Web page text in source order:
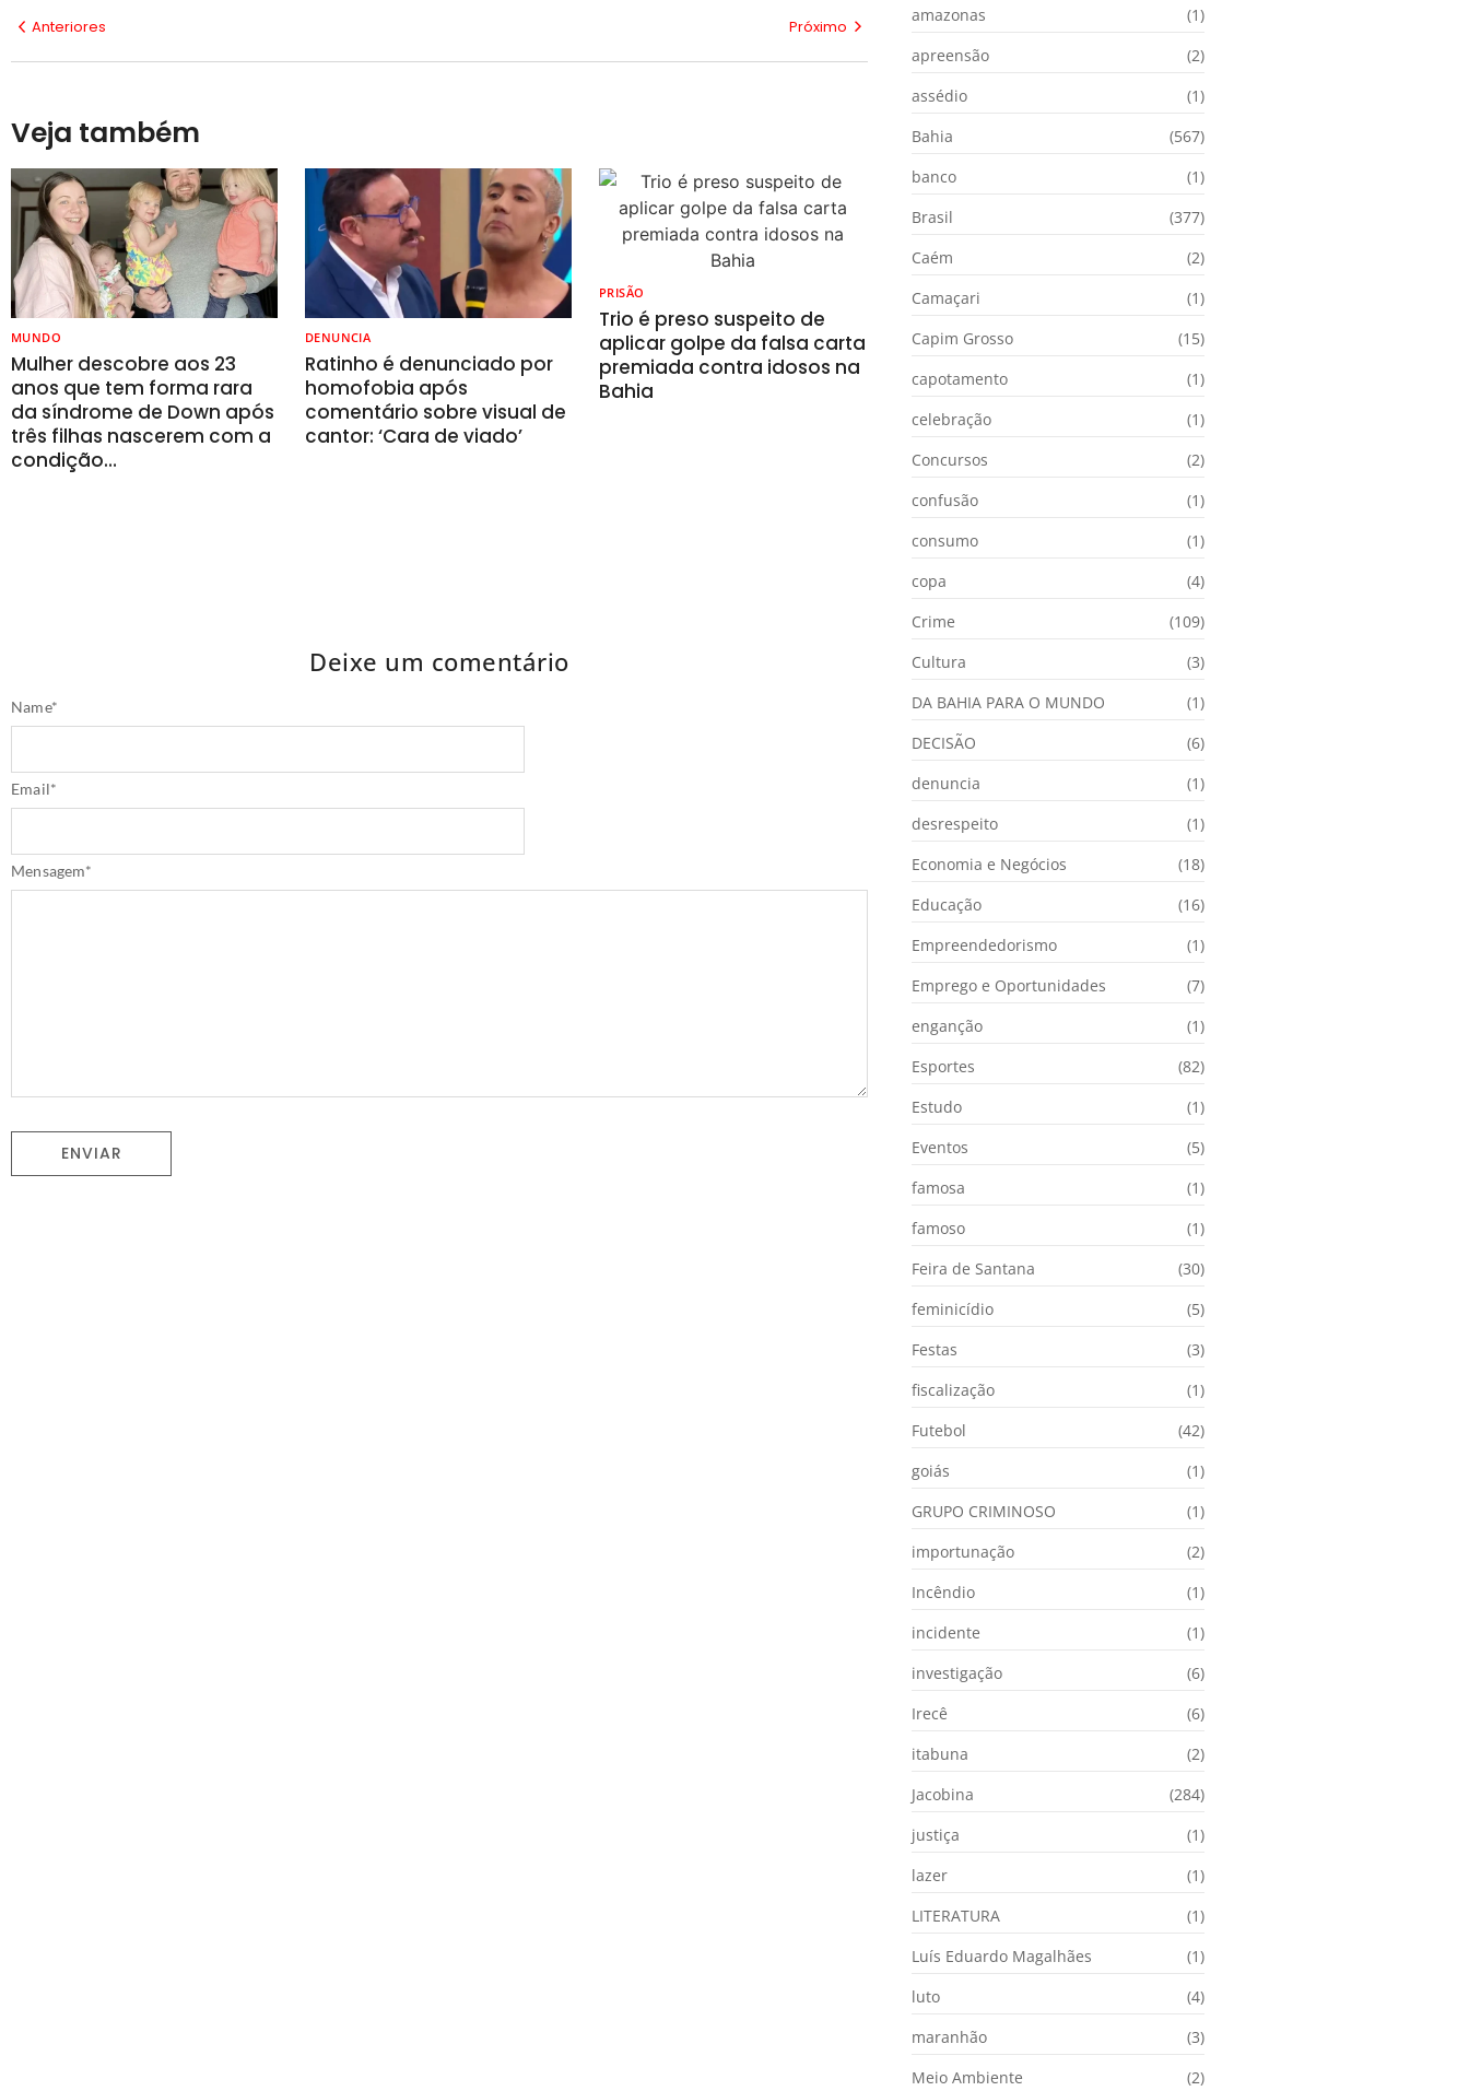
Anteriores Próximo
Veja também
MUNDO
Mulher descobre aos 23
anos que tem forma rara
da síndrome de Down após
três filhas nascerem com a
condição…
DENUNCIA
Ratinho é denunciado por
homofobia após
comentário sobre visual de
cantor: ‘Cara de viado’
PRISÃO
Trio é preso suspeito de
aplicar golpe da falsa carta
premiada contra idosos na
Bahia
Deixe um comentário
Name*
Email*
amazonas
(1)
apreensão
(2)
assédio
(1)
Bahia
(567)
banco
(1)
Brasil
(377)
Caém
(2)
Camaçari
(1)
Capim Grosso
(15)
capotamento
(1)
celebração
(1)
Concursos
(2)
confusão
(1)
consumo
(1)
copa
(4)
Crime
(109)
Cultura
(3)
DA BAHIA PARA O MUNDO
(1)
DECISÃO
(6)
denuncia
(1)
desrespeito
(1)
Economia e Negócios
(18)
Educação
(16)
Empreendedorismo
(1)
Emprego e Oportunidades
(7)
enganção
(1)
Esportes
(82)
Estudo
(1)
Eventos
(5)
famosa
(1)
famoso
(1)
Feira de Santana
(30)
feminicídio
(5)
Festas
(3)
fiscalização
(1)
Futebol
(42)
goiás
(1)
GRUPO CRIMINOSO
(1)
importunação
(2)
Incêndio
(1)
incidente
(1)
investigação
(6)
Irecê
(6)
itabuna
(2)
Jacobina
(284)
justiça
(1)
lazer
(1)
LITERATURA
(1)
Luís Eduardo Magalhães
(1)
luto
(4)
maranhão
(3)
Meio Ambiente
(2)